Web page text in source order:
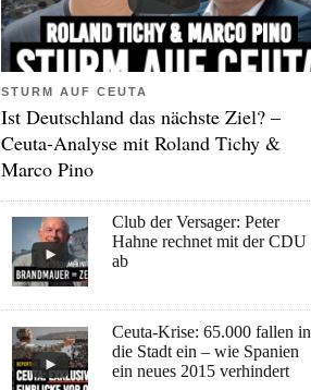
STURM AUF CEUTA
Ist Deutschland das nächste Ziel? –
Ceuta-Analyse mit Roland Tichy &
Marco Pino
Club der Versager: Peter
Hahne rechnet mit der CDU
ab
Ceuta-Krise: 65.000 fallen in
die Stadt ein – wie Spanien
ein neues 2015 verhindert